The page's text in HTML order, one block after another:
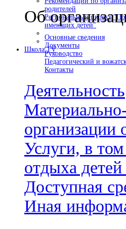
родителей
Региональный проект
имеющих детей"
Школа TV
Об
Основные сведения
Документы
Руководство
Педагогический и
Контакты
Деятельность
организации
Услуги, в
отдыха
Доступная
Иная